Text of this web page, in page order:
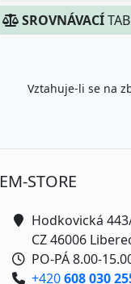
SROVNÁVACÍ
Vztahuje-li se na
EM-STORE
Hodkovická
CZ 46006
PO-PÁ 8.00-
+420608 030